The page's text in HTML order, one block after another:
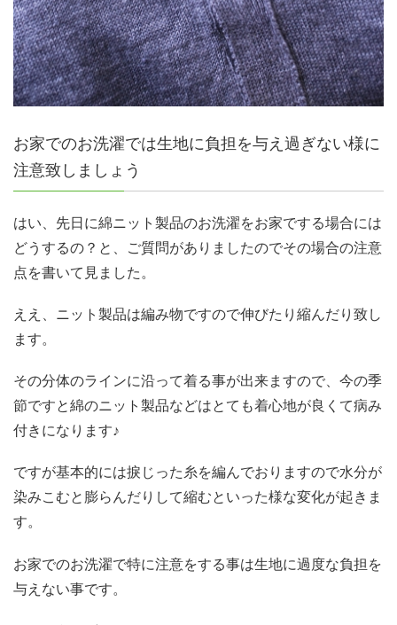
お家でのお洗濯では生地に負担を与え過ぎない様に
注意致しましょう
はい、先日に綿ニット製品のお洗濯をお家でする場合には
どうするの？と、ご質問がありましたのでその場合の注意
点を書いて見ました。
ええ、ニット製品は編み物ですので伸びたり縮んだり致し
ます。
その分体のラインに沿って着る事が出来ますので、今の季
節ですと綿のニット製品などはとても着心地が良くて病み
付きになります♪
ですが基本的には捩じった糸を編んでおりますので水分が
染みこむと膨らんだりして縮むといった様な変化が起きま
す。
お家でのお洗濯で特に注意をする事は生地に過度な負担を
与えない事です。